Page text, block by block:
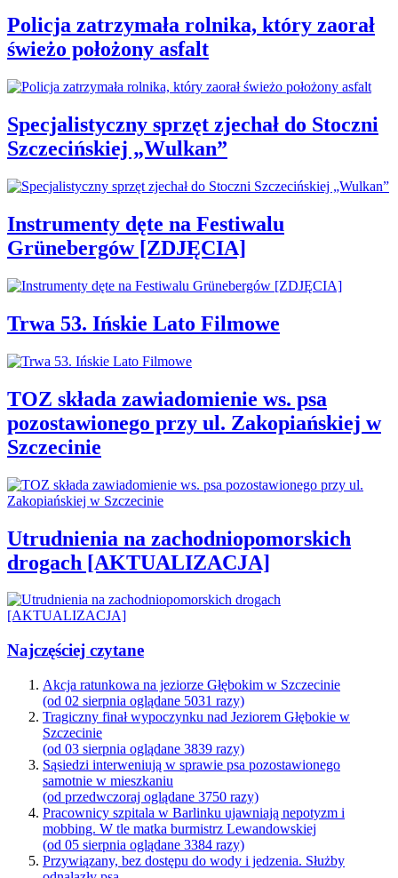
Policja zatrzymała rolnika, który zaorał
świeżo położony asfalt
Specjalistyczny sprzęt zjechał do Stoczni
Szczecińskiej „Wulkan”
Instrumenty dęte na Festiwalu
Grünebergów [ZDJĘCIA]
Trwa 53. Ińskie Lato Filmowe
TOZ składa zawiadomienie ws. psa
pozostawionego przy ul. Zakopiańskiej w
Szczecinie
Utrudnienia na zachodniopomorskich
drogach [AKTUALIZACJA]
Najczęściej czytane
Akcja ratunkowa na jeziorze Głębokim w Szczecinie
(od 02 sierpnia oglądane 5031 razy)
Tragiczny finał wypoczynku nad Jeziorem Głębokie w
Szczecinie
(od 03 sierpnia oglądane 3839 razy)
Sąsiedzi interweniują w sprawie psa pozostawionego
samotnie w mieszkaniu
(od przedwczoraj oglądane 3750 razy)
Pracownicy szpitala w Barlinku ujawniają nepotyzm i
mobbing. W tle matka burmistrz Lewandowskiej
(od 05 sierpnia oglądane 3384 razy)
Przywiązany, bez dostępu do wody i jedzenia. Służby